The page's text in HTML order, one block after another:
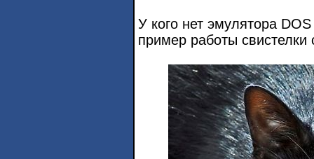
У кого нет эмулятора
пример работы свистелки